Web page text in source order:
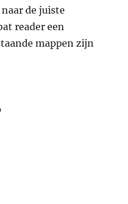
de juiste
reader een
mappen zijn